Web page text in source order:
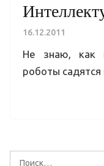
16.12.2011
Не знаю, как
роботы